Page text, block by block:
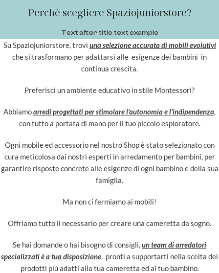
Perchè scegliere Spaziojuniorstore?
Text after title text example
Su Spaziojuniorstore, trovi una selezione accurata di mobili evolutivi
che si trasformano per adattarsi alle esigenze dei bambini in
continua crescita.
Preferisci un ambiente educativo in stile Montessori?
Abbiamoarredi progettati per stimolare l'autonomia e l'indipendenza,
con tutto a portata di mano per il tuo piccolo esploratore.
Ogni mobile ed accessorio nel nostro Shop è stato selezionato con
cura meticolosa dai nostri esperti in arredamento per bambini, per
garantire risposte concrete alle esigenze di ogni bambino e della sua
famiglia.
Ma non ci fermiamo ai mobili!
Offriamo tutto il necessario per creare una cameretta da sogno.
Se hai domande o hai bisogno di consigli,un team di arredatori
specializzati è a tua disposizione, pronti a supportarti nella scelta dei
prodotti più adatti alla tua cameretta ed al tuo bambino.